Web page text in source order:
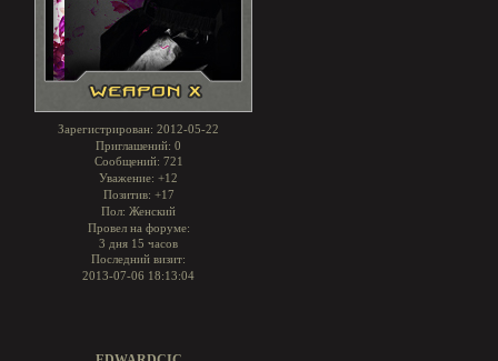
Зарегистрирован: 2012-05-22
Приглашений: 0
Сообщений: 721
Уважение: +12
Позитив: +17
Пол: Женский
Провел на форуме:
3 дня 15 часов
Последний визит:
2013-07-06 18:13:04